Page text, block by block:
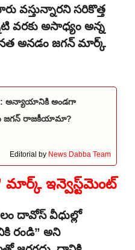
వస్తున్నారని సరికొత్త
వరకు అసాధ్యం అన్న
అనడం జగన్ మార్క్
అన్యాయానికి అండగా
జగన్ రాజకీయామా?
Editorial by News Dabba Team
మార్క్ ఇన్వెస్ట్‌మెంట్
దావోస్ వీధుల్లో
రండి” అని